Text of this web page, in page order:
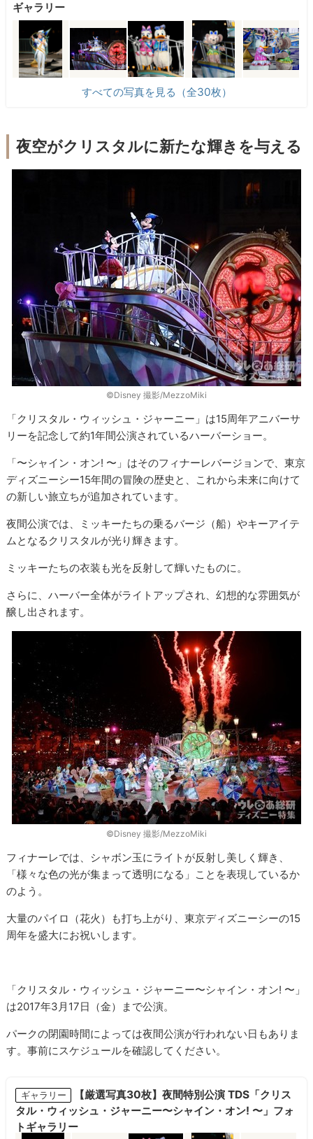
ギャラリー
すべての写真を見る（全30枚）
夜空がクリスタルに新たな輝きを与える
©︎Disney 撮影/MezzoMiki
「クリスタル・ウィッシュ・ジャーニー」は15周年アニバーサ
リーを記念して約1年間公演されているハーバーショー。
「〜シャイン・オン! 〜」はそのフィナーレバージョンで、東京
ディズニーシー15年間の冒険の歴史と、これから未来に向けて
の新しい旅立ちが追加されています。
夜間公演では、ミッキーたちの乗るバージ（船）やキーアイテ
ムとなるクリスタルが光り輝きます。
ミッキーたちの衣装も光を反射して輝いたものに。
さらに、ハーバー全体がライトアップされ、幻想的な雰囲気が
醸し出されます。
©︎Disney 撮影/MezzoMiki
フィナーレでは、シャボン玉にライトが反射し美しく輝き、
「様々な色の光が集まって透明になる」ことを表現しているか
のよう。
大量のパイロ（花火）も打ち上がり、東京ディズニーシーの15
周年を盛大にお祝いします。
「クリスタル・ウィッシュ・ジャーニー〜シャイン・オン! 〜」
は2017年3月17日（金）まで公演。
パークの閉園時間によっては夜間公演が行われない日もありま
す。事前にスケジュールを確認してください。
ギャラリー
【厳選写真30枚】夜間特別公演 TDS「クリス
タル・ウィッシュ・ジャーニー〜シャイン・オン! 〜」フォ
トギャラリー